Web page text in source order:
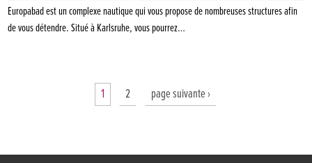
Europabad est un complexe nautique qui vous propose de nombreuses structures afin
de vous détendre. Situé à Karlsruhe, vous pourrez…
1 2 page suivante ›